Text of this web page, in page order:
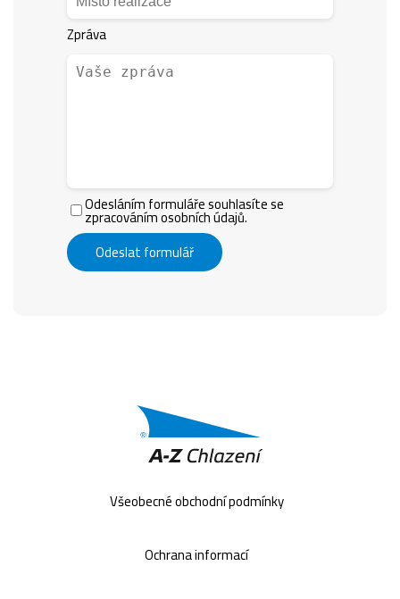
Zpráva
Odesláním formuláře souhlasíte se
zpracováním osobních údajů.
Odeslat formulář
Všeobecné obchodní podmínky
Ochrana informací